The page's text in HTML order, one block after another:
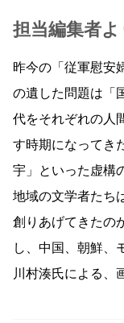
担当編集者よ
昨今の「従軍慰安
の遺した問題は「
代をそれぞれの人
す時期になってき
宇」といった虚構
地域の文学者たち
創りあげてきたの
し、中国、朝鮮、
川村湊氏による、